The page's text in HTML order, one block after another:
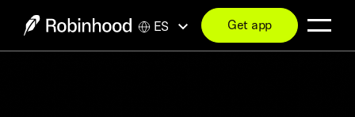
ES Get app